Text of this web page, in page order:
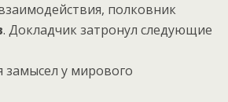
полковник
. Докладчик затронул следующие
замысел у мирового